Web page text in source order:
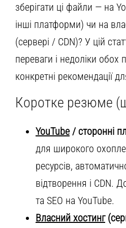
зберігати ці файли — на
інші платформи) чи на
(сервері / CDN)? У цій
переваги і недоліки обох
конкретні рекомендації
Коротке резюме
YouTube/ сторонні
для широкого
ресурсів,
відтворення і CDN.
та SEO на YouTube.
Власний хостинг